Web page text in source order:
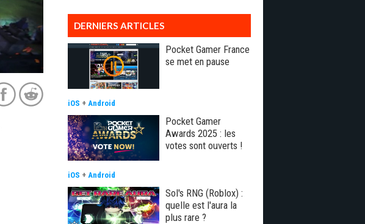
DERNIERS ARTICLES
Pocket Gamer France
se met en pause
iOS + Android
Pocket Gamer
Awards 2025 : les
votes sont ouverts !
iOS + Android
Sol's RNG (Roblox) :
quelle est l'aura la
plus rare ?